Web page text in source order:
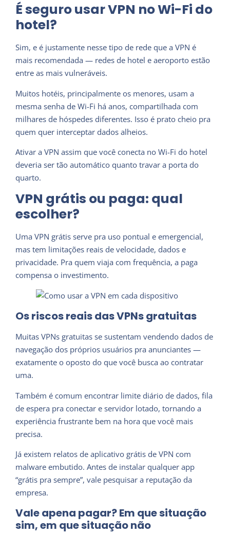
É seguro usar VPN no Wi-Fi do
hotel?
Sim, e é justamente nesse tipo de rede que a VPN é
mais recomendada — redes de hotel e aeroporto estão
entre as mais vulneráveis.
Muitos hotéis, principalmente os menores, usam a
mesma senha de Wi-Fi há anos, compartilhada com
milhares de hóspedes diferentes. Isso é prato cheio pra
quem quer interceptar dados alheios.
Ativar a VPN assim que você conecta no Wi-Fi do hotel
deveria ser tão automático quanto travar a porta do
quarto.
VPN grátis ou paga: qual
escolher?
Uma VPN grátis serve pra uso pontual e emergencial,
mas tem limitações reais de velocidade, dados e
privacidade. Pra quem viaja com frequência, a paga
compensa o investimento.
Os riscos reais das VPNs gratuitas
Muitas VPNs gratuitas se sustentam vendendo dados de
navegação dos próprios usuários pra anunciantes —
exatamente o oposto do que você busca ao contratar
uma.
Também é comum encontrar limite diário de dados, fila
de espera pra conectar e servidor lotado, tornando a
experiência frustrante bem na hora que você mais
precisa.
Já existem relatos de aplicativo grátis de VPN com
malware embutido. Antes de instalar qualquer app
“grátis pra sempre”, vale pesquisar a reputação da
empresa.
Vale apena pagar? Em que situação
sim, em que situação não